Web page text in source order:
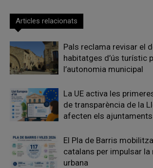
Articles relacionats
Pals reclama revisar el
habitatges d’ús turístic
l’autonomia municipal
La UE activa les
de transparència de la
afecten els ajuntaments
El Pla de Barris
catalans per impulsar la
urbana